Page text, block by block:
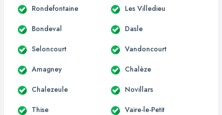
Rondefontaine Les Villedieu
Bondeval Dasle
Seloncourt Vandoncourt
Amagney Chalèze
Chalezeule Novillars
Thise Vaire-le-Petit